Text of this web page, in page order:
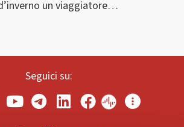
un viaggiatore…
Seguici su: